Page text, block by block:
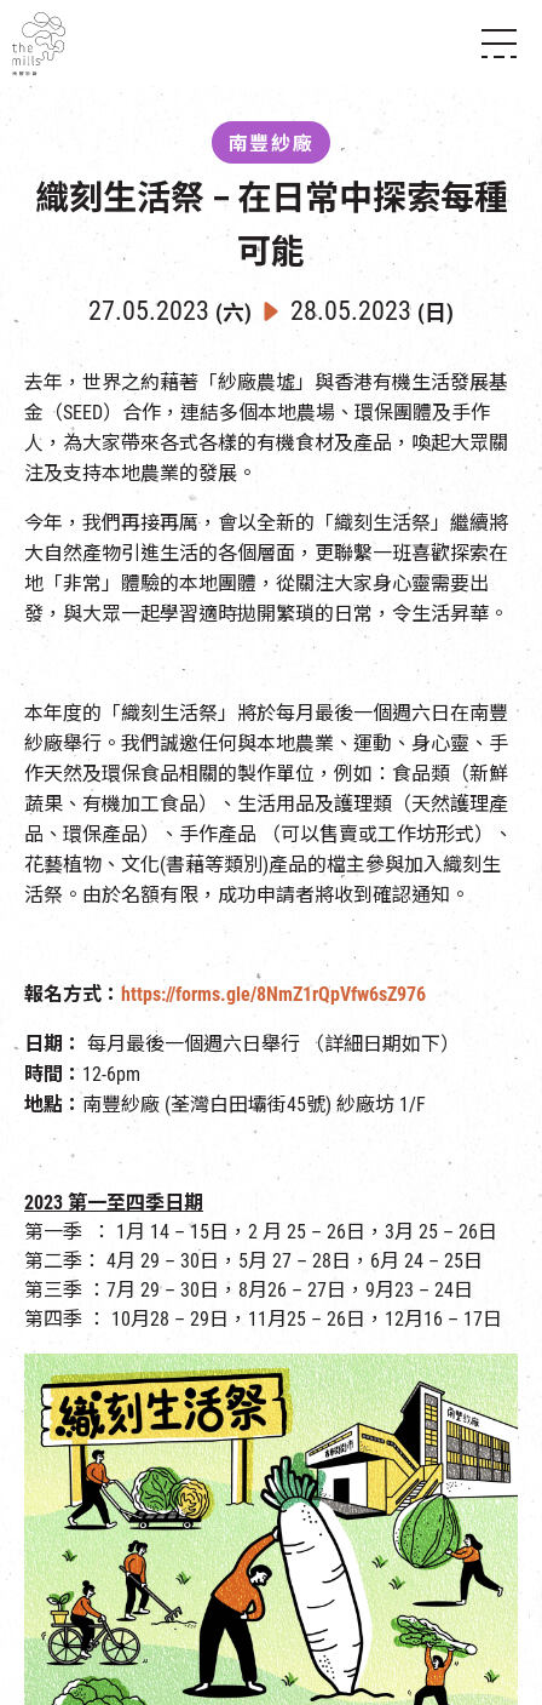
媒體中心
南豐店堂
商店
所有活動
展覽
導賞團
活化與保育
走進南豐紗廠
CHAT六廠
南豐作坊
其他體驗
到訪我們
開放時間及位置
穿梭巴士服務
停車場
NF TOUCH
EN|簡
南豐紗廠
織刻生活祭 – 在日常中探索每種
可能
27.05.2023 (六) 28.05.2023 (日)
去年，世界之約藉著「紗廠農墟」與香港有機生活發展基
金（SEED）合作，連結多個本地農場、環保團體及手作
人，為大家帶來各式各樣的有機食材及產品，喚起大眾關
注及支持本地農業的發展。
今年，我們再接再厲，會以全新的「織刻生活祭」繼續將
大自然產物引進生活的各個層面，更聯繫一班喜歡探索在
地「非常」體驗的本地團體，從關注大家身心靈需要出
發，與大眾一起學習適時拋開繁瑣的日常，令生活昇華。
本年度的「織刻生活祭」將於每月最後一個週六日在南豐
紗廠舉行。我們誠邀任何與本地農業、運動、身心靈、手
作天然及環保食品相關的製作單位，例如：食品類（新鮮
蔬果、有機加工食品）、生活用品及護理類（天然護理產
品、環保產品）、手作產品 （可以售賣或工作坊形式）、
花藝植物、文化(書藉等類別)產品的檔主參與加入織刻生
活祭。由於名額有限，成功申請者將收到確認通知。
報名方式： https://forms.gle/8NmZ1rQpVfw6sZ976
日期： 每月最後一個週六日舉行 （詳細日期如下）
時間： 12-6pm
地點： 南豐紗廠 (荃灣白田壩街45號) 紗廠坊 1/F
2023 第一至四季 日期
第一季 ： 1月 14 – 15日，2 月 25 – 26日，3月 25 – 26日
第二季： 4月 29 – 30日，5月 27 – 28日，6月 24 – 25日
第三季 ：7月 29 – 30日，8月26 – 27日，9月23 – 24日
第四季 ： 10月28 – 29日，11月25 – 26日，12月16 – 17日